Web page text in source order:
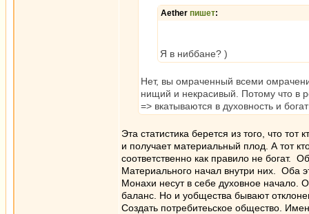
Aether пишет:
Я в ниббане? )
Нет, вы омраченный всеми
нищий и некрасивый. Потому что в
=> вкатываются в духовность и
Эта статистика берется из того, что
и получает материальный плод. А тот
соответственно как правило не богат.
Материального начал внутри них. Оба
Монахи несут в себе духовное начало.
баланс. Но и уобщества бывают
Создать потребитеьское общество.